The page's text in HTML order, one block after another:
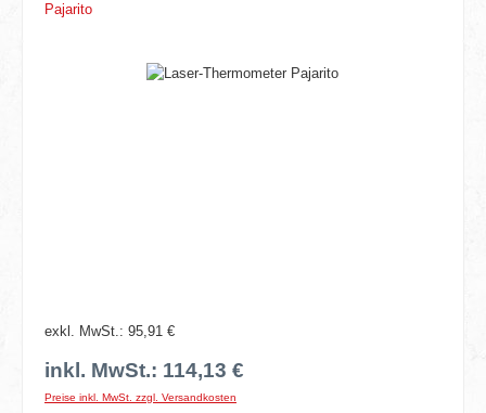
Pajarito
Bildergalerie überspringen
exkl. MwSt.: 95,91 €
inkl. MwSt.: 114,13 €
Preise inkl. MwSt. zzgl. Versandkosten